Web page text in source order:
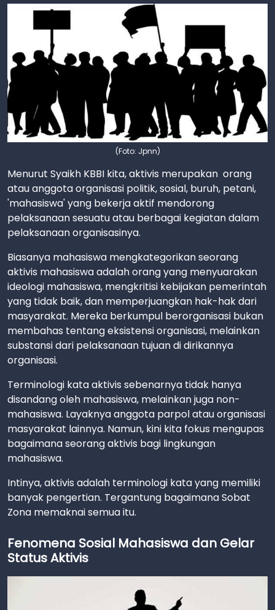
(Foto: Jpnn)
Menurut Syaikh KBBI kita, aktivis merupakan orang
atau anggota organisasi politik, sosial, buruh, petani,
'mahasiswa' yang bekerja aktif mendorong
pelaksanaan sesuatu atau berbagai kegiatan dalam
pelaksanaan organisasinya.
Biasanya mahasiswa mengkategorikan seorang
aktivis mahasiswa adalah orang yang menyuarakan
ideologi mahasiswa, mengkritisi kebijakan pemerintah
yang tidak baik, dan memperjuangkan hak-hak dari
masyarakat. Mereka berkumpul berorganisasi bukan
membahas tentang eksistensi organisasi, melainkan
substansi dari pelaksanaan tujuan di dirikannya
organisasi.
Terminologi kata aktivis sebenarnya tidak hanya
disandang oleh mahasiswa, melainkan juga non-
mahasiswa. Layaknya anggota parpol atau organisasi
masyarakat lainnya. Namun, kini kita fokus mengupas
bagaimana seorang aktivis bagi lingkungan
mahasiswa.
Intinya, aktivis adalah terminologi kata yang memiliki
banyak pengertian. Tergantung bagaimana Sobat
Zona memaknai semua itu.
Fenomena Sosial Mahasiswa dan Gelar
Status Aktivis